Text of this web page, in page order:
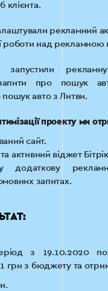
клієнта.
рекламний
роботи над рекламною
запустили
про пошук
авто з Литви.
проекту ми
сайт.
активний віджет
додаткову
запитах.
з 19.10.2020
грн з бюджету та